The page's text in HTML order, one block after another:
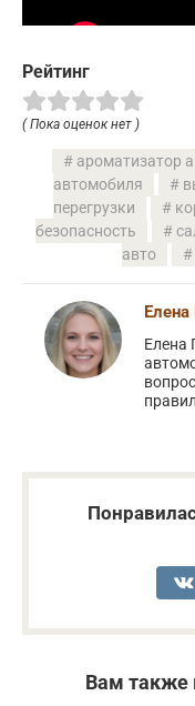
Рейтинг
( Пока оценок нет )
ароматизатор
автомобиля
перегрузки
безопасность
авто
Елена
Елена
Вам также